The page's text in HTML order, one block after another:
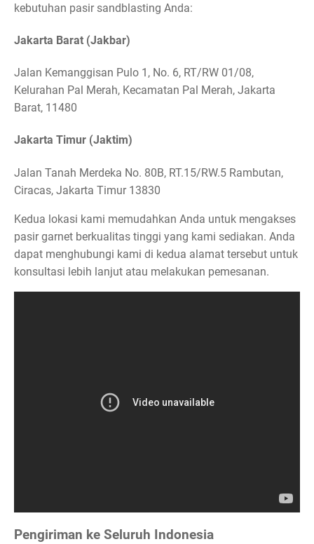
kebutuhan pasir sandblasting Anda:
Jakarta Barat (Jakbar)
Jalan Kemanggisan Pulo 1, No. 6, RT/RW 01/08,
Kelurahan Pal Merah, Kecamatan Pal Merah, Jakarta
Barat, 11480
Jakarta Timur (Jaktim)
Jalan Tanah Merdeka No. 80B, RT.15/RW.5 Rambutan,
Ciracas, Jakarta Timur 13830
Kedua lokasi kami memudahkan Anda untuk mengakses
pasir garnet berkualitas tinggi yang kami sediakan. Anda
dapat menghubungi kami di kedua alamat tersebut untuk
konsultasi lebih lanjut atau melakukan pemesanan.
Pengiriman ke Seluruh Indonesia